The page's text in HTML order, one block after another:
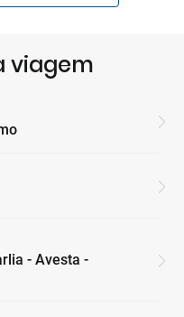
viagem
- Avesta -